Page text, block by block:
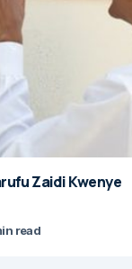
Zaidi Kwenye
read